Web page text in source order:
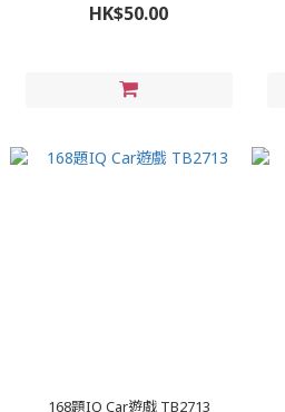
HK$50.00
168題IQ Car遊戲 TB2713